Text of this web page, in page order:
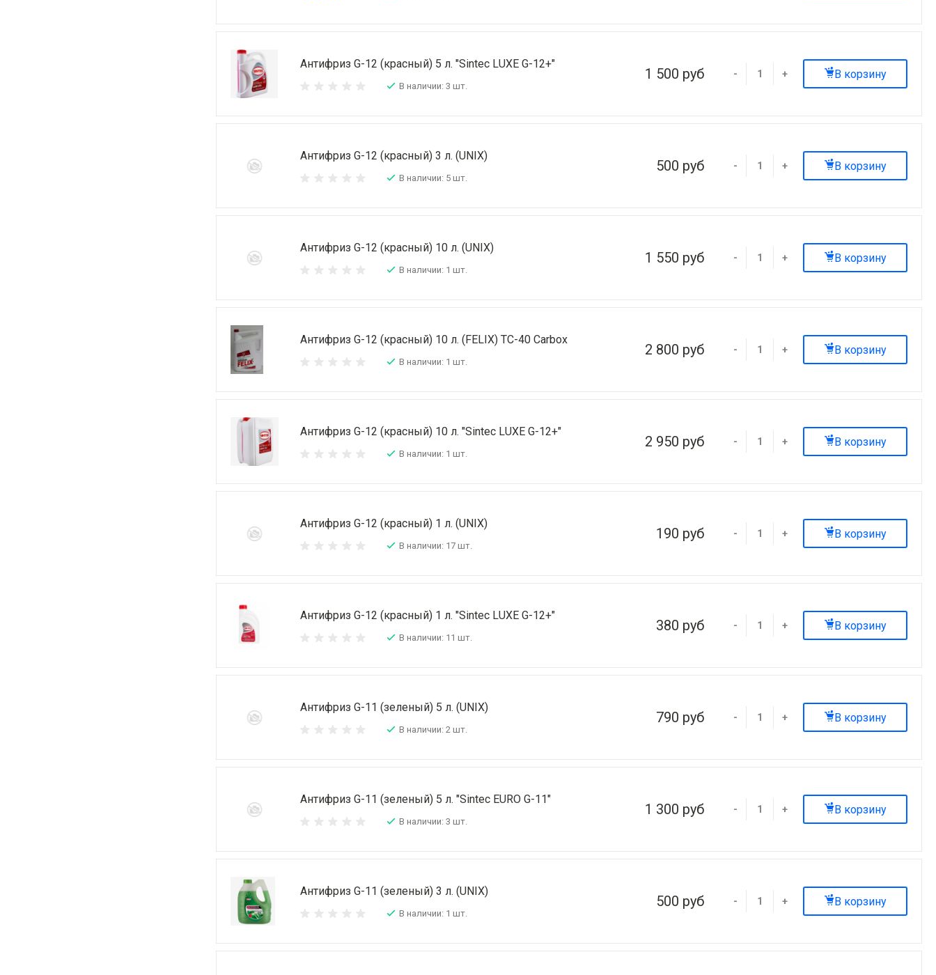
Антифриз G-12 (красный) 5 л. "Sintec LUXE G-12+"
В наличии: 3 шт.
1 500 руб - + В корзину
Антифриз G-12 (красный) 3 л. (UNIX)
В наличии: 5 шт.
500 руб - + В корзину
Антифриз G-12 (красный) 10 л. (UNIX)
В наличии: 1 шт.
1 550 руб - + В корзину
Антифриз G-12 (красный) 10 л. (FELIX) ТС-40 Carbox
В наличии: 1 шт.
2 800 руб - + В корзину
Антифриз G-12 (красный) 10 л. "Sintec LUXE G-12+"
В наличии: 1 шт.
2 950 руб - + В корзину
Антифриз G-12 (красный) 1 л. (UNIX)
В наличии: 17 шт.
190 руб - + В корзину
Антифриз G-12 (красный) 1 л. "Sintec LUXE G-12+"
В наличии: 11 шт.
380 руб - + В корзину
Антифриз G-11 (зеленый) 5 л. (UNIX)
В наличии: 2 шт.
790 руб - + В корзину
Антифриз G-11 (зеленый) 5 л. "Sintec EURO G-11"
В наличии: 3 шт.
1 300 руб - + В корзину
Антифриз G-11 (зеленый) 3 л. (UNIX)
В наличии: 1 шт.
500 руб - + В корзину